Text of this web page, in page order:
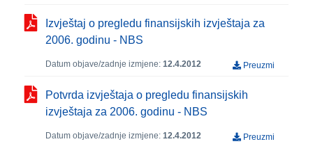
Izvještaj o pregledu finansijskih izvještaja za
2006. godinu - NBS
Datum objave/zadnje izmjene: 12.4.2012 Preuzmi
Potvrda izvještaja o pregledu finansijskih
izvještaja za 2006. godinu - NBS
Datum objave/zadnje izmjene: 12.4.2012 Preuzmi